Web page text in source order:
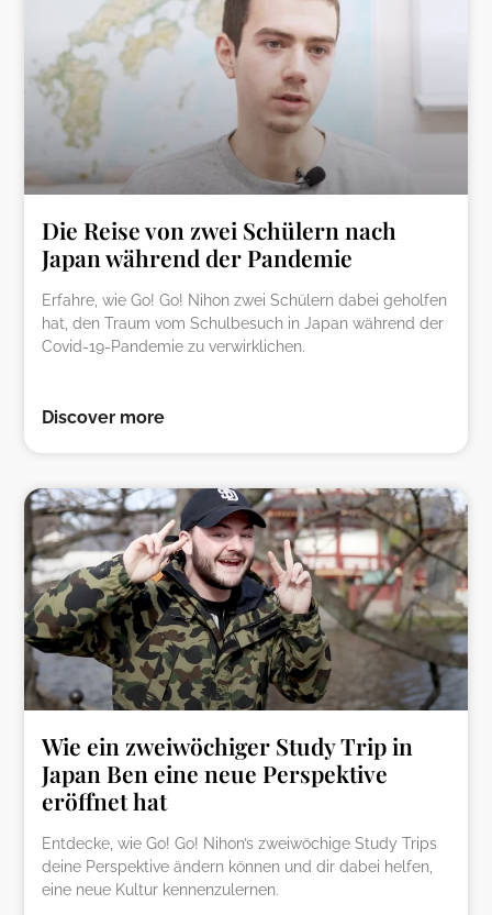
Die Reise von zwei Schülern nach
Japan während der Pandemie
Erfahre, wie Go! Go! Nihon zwei Schülern dabei geholfen
hat, den Traum vom Schulbesuch in Japan während der
Covid-19-Pandemie zu verwirklichen.
Discover more
Wie ein zweiwöchiger Study Trip in
Japan Ben eine neue Perspektive
eröffnet hat
Entdecke, wie Go! Go! Nihon’s zweiwöchige Study Trips
deine Perspektive ändern können und dir dabei helfen,
eine neue Kultur kennenzulernen.